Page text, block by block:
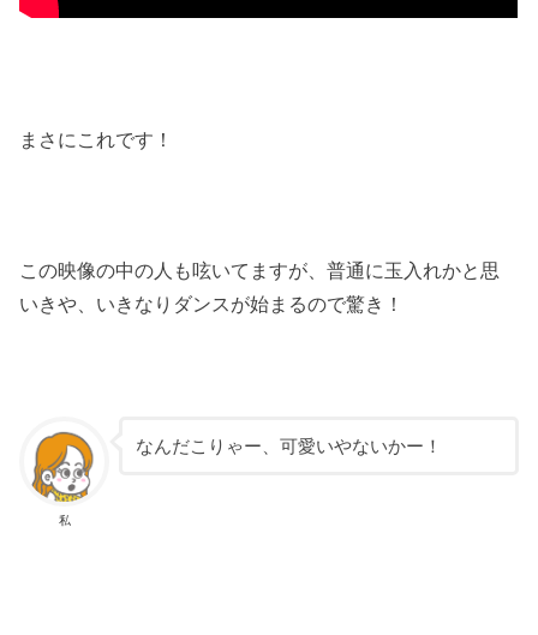
まさにこれです！
この映像の中の人も呟いてますが、普通に玉入れかと思
いきや、いきなりダンスが始まるので驚き！
私
なんだこりゃー、可愛いやないかー！